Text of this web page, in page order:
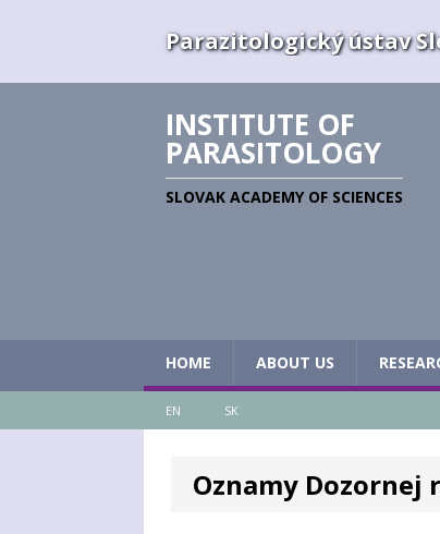
Parazitologický ústav
INSTITUTE OF
PARASITOLOGY
SLOVAK ACADEMY OF SCIENCES
HOME ABOUT US
EN SK
Oznamy Dozornej